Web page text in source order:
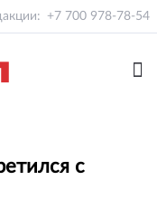
+7 700 978-78-54
с